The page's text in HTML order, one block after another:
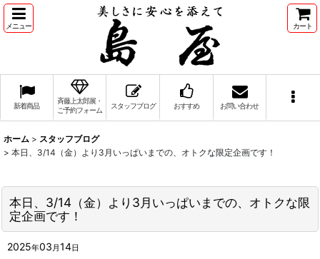
メニュー カート
新着商品
斉藤上太郎展・
ご予約フォーム
スタッフブログ おすすめ お問い合わせ
ホーム > スタッフブログ
> 本日、3/14（金）より3月いっぱいまでの、オトクな限定企画です！
本日、3/14（金）より3月いっぱいまでの、オトクな限
定企画です！
2025年03 月14日